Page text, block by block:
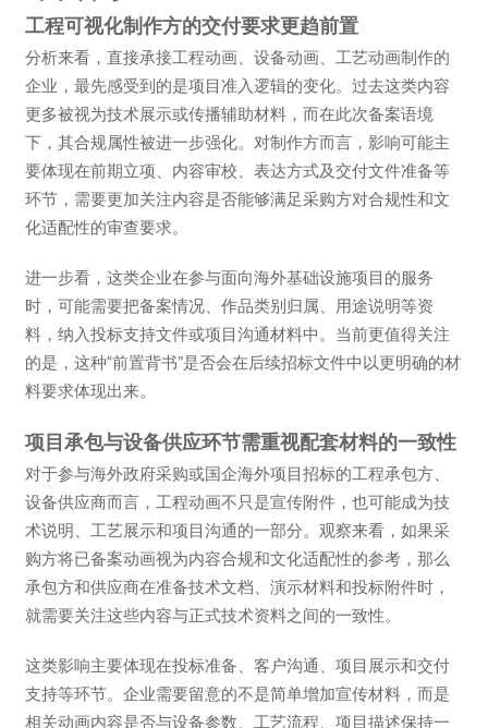
工程可视化制作方的交付要求更趋前置
分析来看，直接承接工程动画、设备动画、工艺动画制作的
企业，最先感受到的是项目准入逻辑的变化。过去这类内容
更多被视为技术展示或传播辅助材料，而在此次备案语境
下，其合规属性被进一步强化。对制作方而言，影响可能主
要体现在前期立项、内容审校、表达方式及交付文件准备等
环节，需要更加关注内容是否能够满足采购方对合规性和文
化适配性的审查要求。
进一步看，这类企业在参与面向海外基础设施项目的服务
时，可能需要把备案情况、作品类别归属、用途说明等资
料，纳入投标支持文件或项目沟通材料中。当前更值得关注
的是，这种“前置背书”是否会在后续招标文件中以更明确的材
料要求体现出来。
项目承包与设备供应环节需重视配套材料的一致性
对于参与海外政府采购或国企海外项目招标的工程承包方、
设备供应商而言，工程动画不只是宣传附件，也可能成为技
术说明、工艺展示和项目沟通的一部分。观察来看，如果采
购方将已备案动画视为内容合规和文化适配性的参考，那么
承包方和供应商在准备技术文档、演示材料和投标附件时，
就需要关注这些内容与正式技术资料之间的一致性。
这类影响主要体现在投标准备、客户沟通、项目展示和交付
支持等环节。企业需要留意的不是简单增加宣传材料，而是
相关动画内容是否与设备参数、工艺流程、项目描述保持一